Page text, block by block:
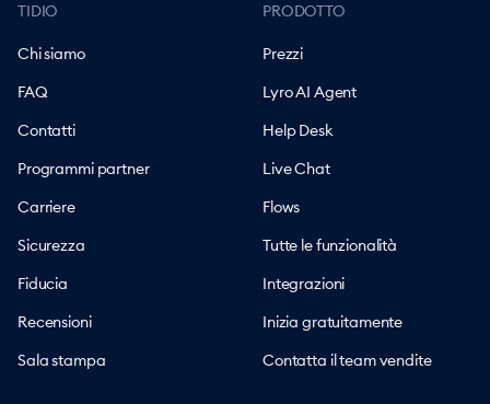
TIDIO
Chi siamo
FAQ
Contatti
Programmi partner
Carriere
Sicurezza
Fiducia
Recensioni
Sala stampa
PRODOTTO
Prezzi
Lyro AI Agent
Help Desk
Live Chat
Flows
Tutte le funzionalità
Integrazioni
Inizia gratuitamente
Contatta il team vendite